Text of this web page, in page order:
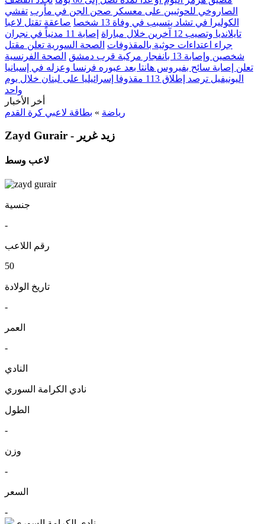
الصاروخي للحوثيين على معسكر صحن الجن في مأرب تفشي
الكوليرا في تشاد يتسبب في وفاة 13 شخصا
صاعقة تقتل لاعبا
تايلانديا وتصيب 12 آخرين خلال مباراة
إصابة 11 مدنياً في نجران
جراء اعتداءات حوثية بالمقذوفات الصحة السورية تعلن مقتل
شخصين وإصابة 13 بانفجار مركبة قرب دمشق
الصحة الفرنسية
تعلن إصابة سائح بفيروس هانتا بعد عبوره فرنسا وعزله في إسبانيا
اليونيفيل ترصد إطلاق 113 مقذوفا إسرائيليا على لبنان خلال يوم
واحد
أخر الأخبار
رياضة » بطاقة لاعبي كرة القدم
Zayd Gurair - زيد غرير
لاعب وسط
جنسية
-
رقم اللاعب
50
تاريخ الولادة
-
العمر
-
النادي
نادي الكرامة السوري
الطول
-
وزن
-
السعر
-